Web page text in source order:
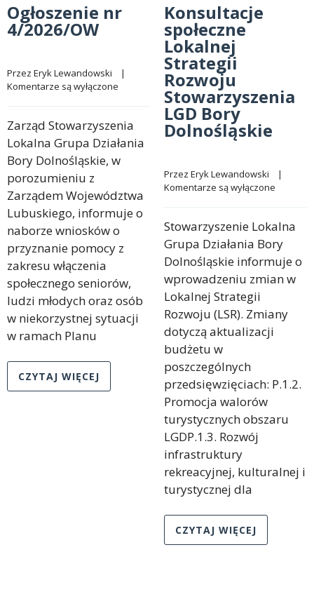
Ogłoszenie nr
4/2026/OW
Przez Eryk Lewandowski
Komentarze są wyłączone
Zarząd Stowarzyszenia
Lokalna Grupa Działania
Bory Dolnośląskie, w
porozumieniu z
Zarządem Województwa
Lubuskiego, informuje o
naborze wniosków o
przyznanie pomocy z
zakresu włączenia
społecznego seniorów,
ludzi młodych oraz osób
w niekorzystnej sytuacji
w ramach Planu
CZYTAJ WIĘCEJ
Konsultacje
społeczne
Lokalnej
Strategii
Rozwoju
Stowarzyszenia
LGD Bory
Dolnośląskie
Przez Eryk Lewandowski
Komentarze są wyłączone
Stowarzyszenie Lokalna
Grupa Działania Bory
Dolnośląskie informuje o
wprowadzeniu zmian w
Lokalnej Strategii
Rozwoju (LSR). Zmiany
dotyczą aktualizacji
budżetu w
poszczególnych
przedsięwzięciach: P.1.2.
Promocja walorów
turystycznych obszaru
LGDP.1.3. Rozwój
infrastruktury
rekreacyjnej, kulturalnej i
turystycznej dla
CZYTAJ WIĘCEJ